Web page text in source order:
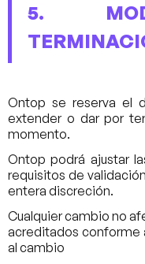
5.
Ontop se reserva el
extender o dar por
momento.
Ontop podrá ajustar
requisitos de
entera discreción.
Cualquier cambio no
acreditados conforme
al cambio